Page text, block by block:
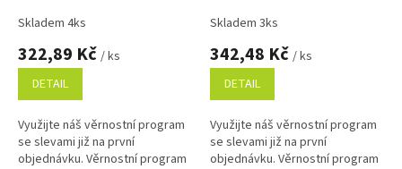
Skladem 4ks
322,89 Kč / ks
DETAIL
Využijte náš věrnostní program
se slevami již na první
objednávku. Věrnostní program
Skladem 3ks
342,48 Kč / ks
DETAIL
Využijte náš věrnostní program
se slevami již na první
objednávku. Věrnostní program